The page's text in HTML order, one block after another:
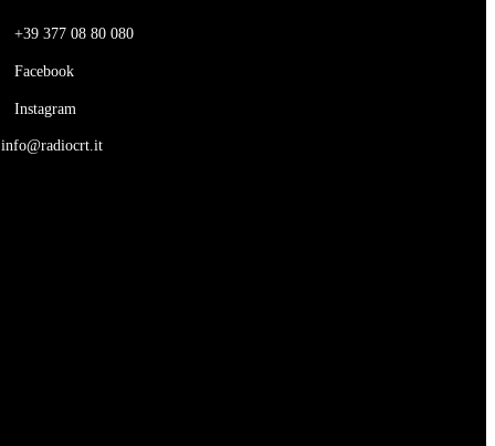
+39 377 08 80 080
Facebook
Instagram
info@radiocrt.it